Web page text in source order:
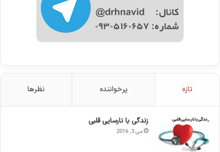
تازه پرخواننده نظرها
زندگی با نارسایی قلبی
می 3, 2016